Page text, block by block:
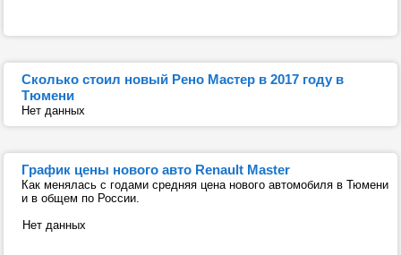
Сколько стоил новый Рено Мастер в 2017 году в
Тюмени
Нет данных
График цены нового авто Renault Master
Как менялась с годами средняя цена нового автомобиля в Тюмени
и в общем по России.
Нет данных